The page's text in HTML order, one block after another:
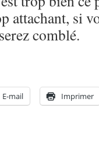
attachant, si
comblé.
E-mail Imprimer